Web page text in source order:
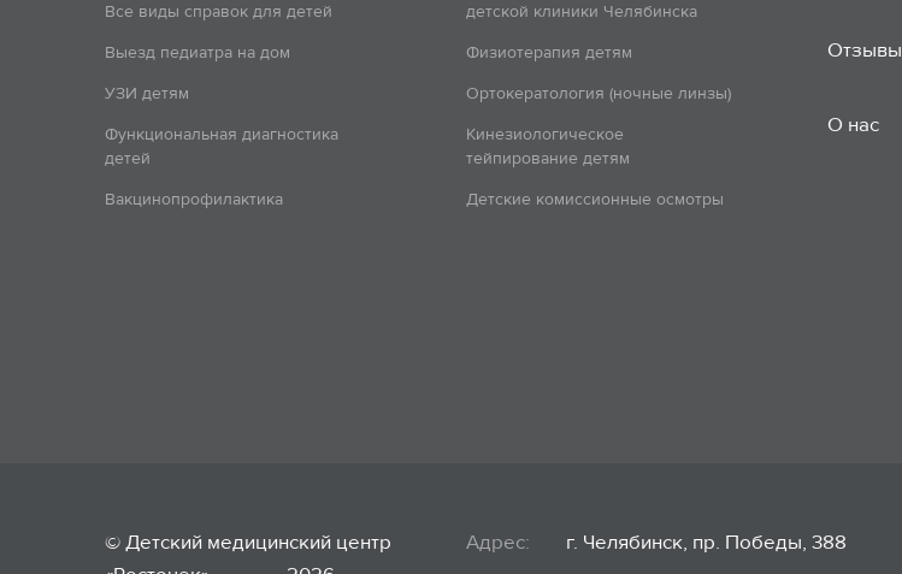
Все виды справок для детей
Выезд педиатра на дом
УЗИ детям
Функциональная диагностика
детей
Вакцинопрофилактика
детской клиники Челябинска
Физиотерапия детям
Ортокератология (ночные линзы)
Кинезиологическое
тейпирование детям
Детские комиссионные осмотры
Отзывы
О нас
© Детский медицинский центр
Адрес: г. Челябинск, пр. Победы, 388